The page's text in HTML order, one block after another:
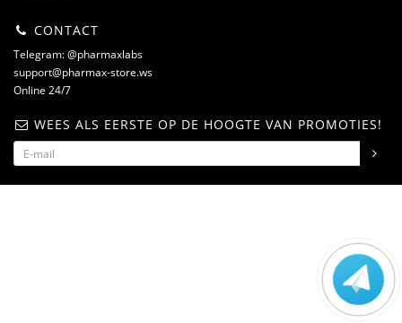
CONTACT
Telegram: @pharmaxlabs
support@pharmax-store.ws
Online 24/7
WEES ALS EERSTE OP DE HOOGTE VAN PROMOTIES!